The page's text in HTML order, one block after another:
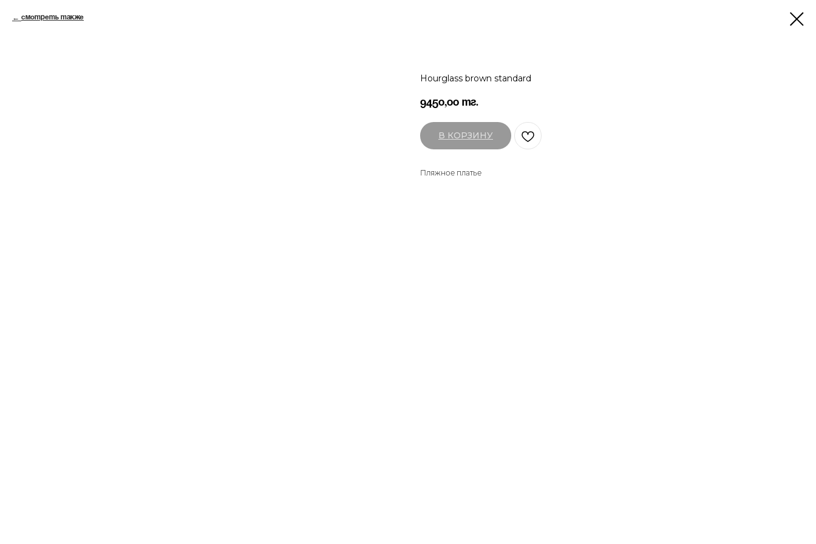
СМОТРЕТЬ ТАКЖЕ
Hourglass brown standard
9450,00 тг.
В КОРЗИНУ
Пляжное платье